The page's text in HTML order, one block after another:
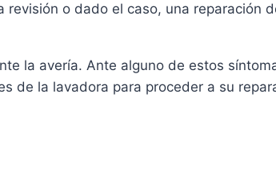
o dado el caso, una reparación
la avería. Ante alguno de estos
de la lavadora para proceder a su